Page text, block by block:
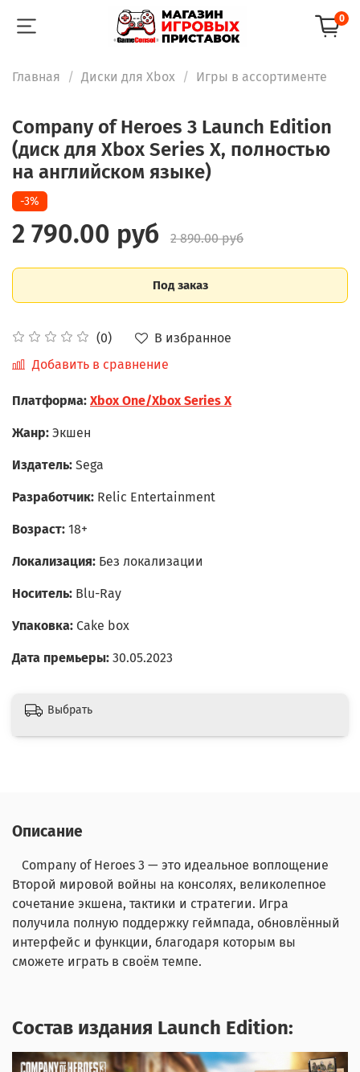
0
Главная Диски для Xbox Игры в ассортименте
Company of Heroes 3 Launch Edition
(диск для Xbox Series X, полностью
на английском языке)
(0)
В избранное
Добавить в сравнение
-3%
2 790.00 руб 2 890.00 руб
Под заказ
Платформа: Xbox One/Xbox Series X
Жанр: Экшен
Издатель: Sega
Разработчик: Relic Entertainment
Возраст: 18+
Локализация: Без локализации
Носитель: Blu-Ray
Упаковка: Cake box
Дата премьеры: 30.05.2023
Выбрать
Описание
Company of Heroes 3 — это идеальное воплощение
Второй мировой войны на консолях, великолепное
сочетание экшена, тактики и стратегии. Игра
получила полную поддержку геймпада, обновлённый
интерфейс и функции, благодаря которым вы
сможете играть в своём темпе.
Состав издания Launch Edition: